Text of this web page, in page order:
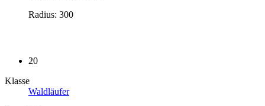
Radius: 300
20
Klasse
Waldläufer